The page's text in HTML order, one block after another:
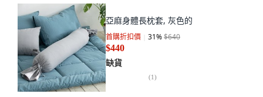
亞麻身體長枕套, 灰色的
首購折扣價 31%$640
$440
缺貨
(1)